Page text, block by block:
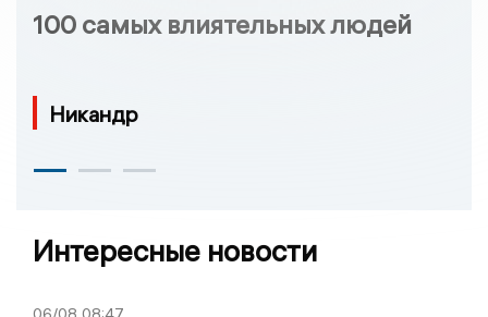
100 самых влиятельных людей
Никандр
Интересные новости